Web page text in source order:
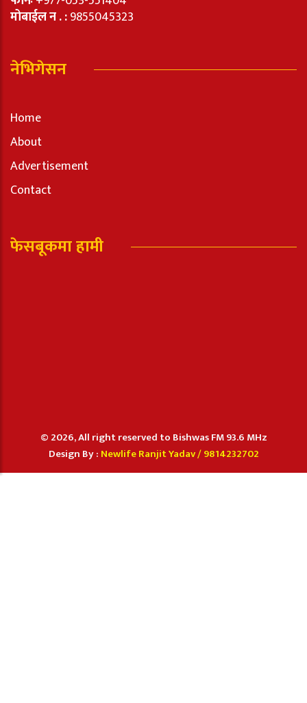
मोबाईल न . :9855045323
नेभिगेसन
Home
About
Advertisement
Contact
फेसबूकमा हामी
© 2026, All right reserved to Bishwas FM 93.6 MHz
Design By : Newlife Ranjit Yadav /9814232702